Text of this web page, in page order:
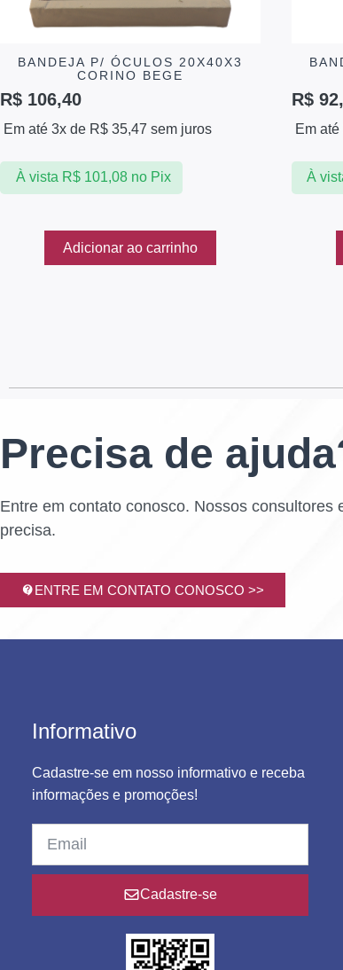
BANDEJA P/ ÓCULOS 20X40X3
CORINO BEGE
R$ 106,40
Em até 3x de R$ 35,47 sem juros
À vista R$101,08 no Pix
Adicionar ao carrinho
R$
Em
À
Precisa de
Entre em contato conosco. Nossos
precisa.
ENTRE EM CONTATO CONOSCO >>
Informativo
Cadastre-se em nosso informativo e receba
informações e promoções!
Cadastre-se